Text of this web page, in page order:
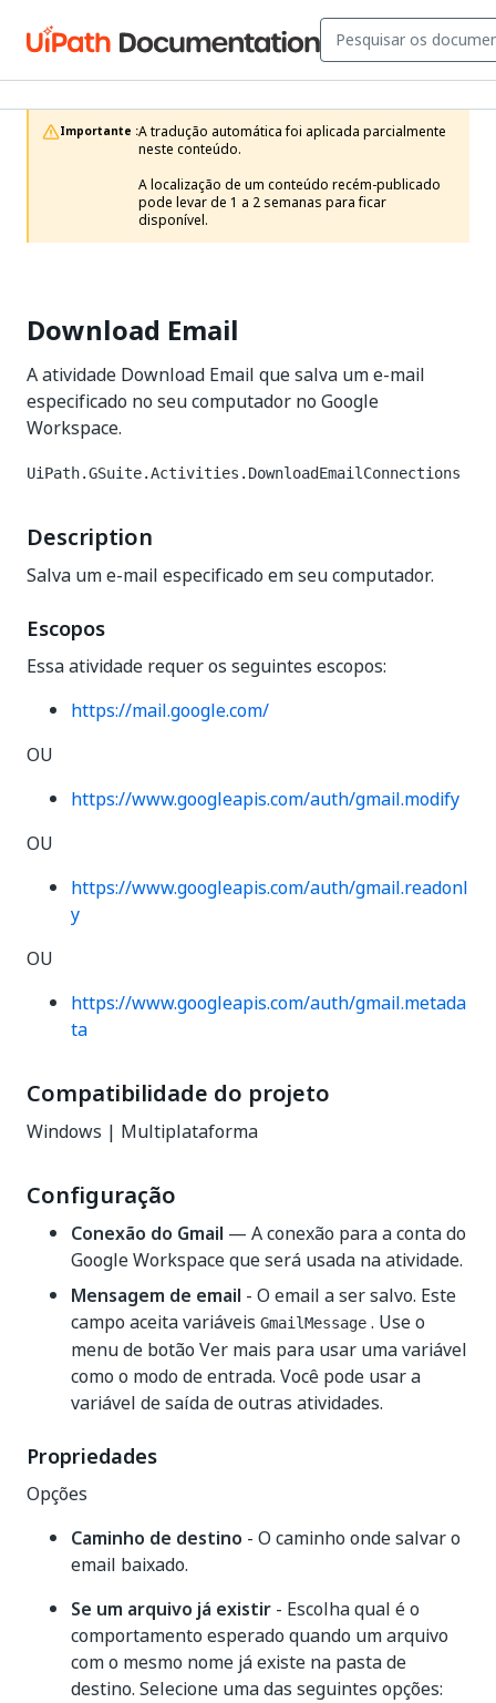
Importante :A tradução automática foi aplicada parcialmente
neste conteúdo.
A localização de um conteúdo recém-publicado
pode levar de 1 a 2 semanas para ficar
disponível.
Download Email
A atividade Download Email que salva um e-mail
especificado no seu computador no Google
Workspace.
UiPath.GSuite.Activities.DownloadEmailConnections
Description
Salva um e-mail especificado em seu computador.
Escopos
Essa atividade requer os seguintes escopos:
https://mail.google.com/
OU
https://www.googleapis.com/auth/gmail.modify
OU
https://www.googleapis.com/auth/gmail.readonl
y
OU
https://www.googleapis.com/auth/gmail.metada
ta
Compatibilidade do projeto
Windows | Multiplataforma
Configuração
Conexão do Gmail — A conexão para a conta do
Google Workspace que será usada na atividade.
Mensagem de email - O email a ser salvo. Este
campo aceita variáveis GmailMessage . Use o
menu de botão Ver mais para usar uma variável
como o modo de entrada. Você pode usar a
variável de saída de outras atividades.
Propriedades
Opções
Caminho de destino - O caminho onde salvar o
email baixado.
Se um arquivo já existir - Escolha qual é o
comportamento esperado quando um arquivo
com o mesmo nome já existe na pasta de
destino. Selecione uma das seguintes opções: